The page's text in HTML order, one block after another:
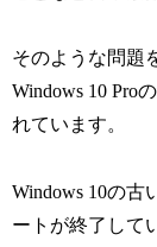
そのような問題
Windows 10 Pro
れています。
Windows 10の古
ートが終了して